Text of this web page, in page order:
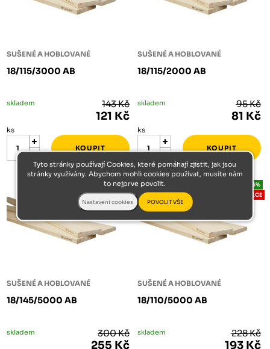
SUŠENÉ A HOBLOVANÉ
18/115/3000 AB
skladem 143 Kč
121 Kč
ks
SUŠENÉ A HOBLOVANÉ
18/115/2000 AB
skladem 95 Kč
81 Kč
ks
SUŠENÉ A HOBLOVANÉ
18/145/5000 AB
-15%
AKCE
skladem 300 Kč
255 Kč
SUŠENÉ A HOBLOVANÉ
18/110/5000 AB
-15%
AKCE
skladem 228 Kč
193 Kč
Tyto stránky používají Cookies, které pomáhají zjistit, jak jsou
stránky využívány. Abychom mohli cookies používat, musíte nám
to nejprve povolit.